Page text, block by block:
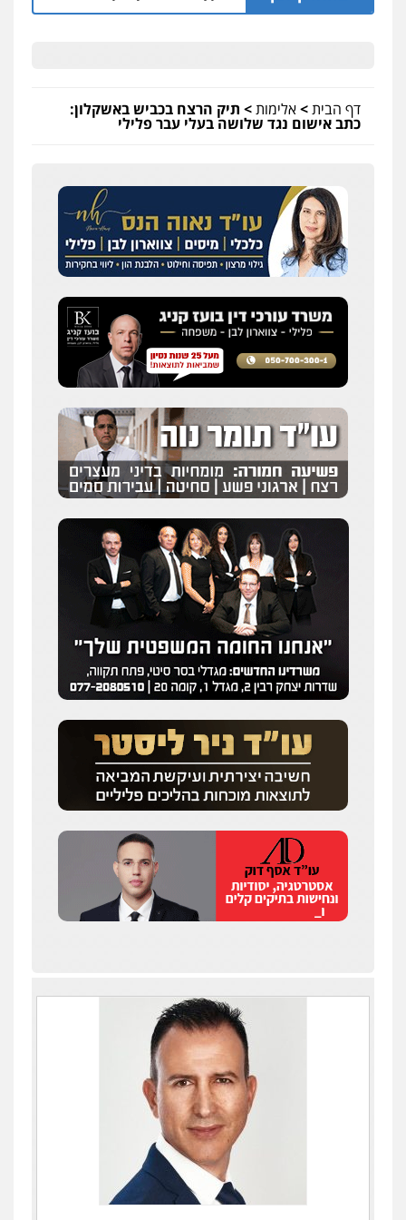
דף הבית>אלימות> תיק הרצח בכביש באשקלון:
כתב אישום נגד שלושה בעלי עבר פלילי
0505216700
אייל בן שושן, עורך דין פלילי
פלילי מעצרים וחקירות פשיעה חמורה
נוער רישום פלילי
0522763105
עו"ד שלומי שרון
צבאי מעצרים וחקירות